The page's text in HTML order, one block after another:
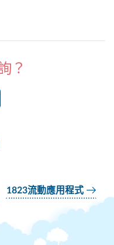
？
1823流動應用程式